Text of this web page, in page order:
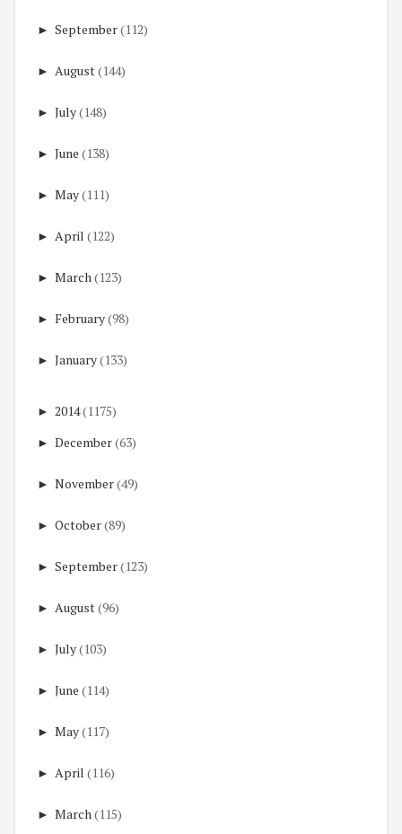
► September(112)
► August(144)
► July(148)
► June (138)
► May(111)
► April (122)
► March(123)
► February(98)
► January(133)
► 2014(1175)
► December(63)
► November(49)
► October(89)
► September(123)
► August(96)
► July(103)
► June (114)
► May(117)
► April (116)
► March(115)